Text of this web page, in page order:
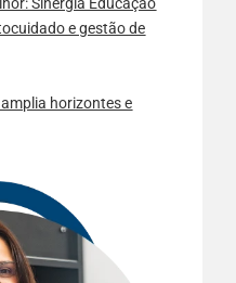
Sinergia Educação
e gestão de
horizontes e